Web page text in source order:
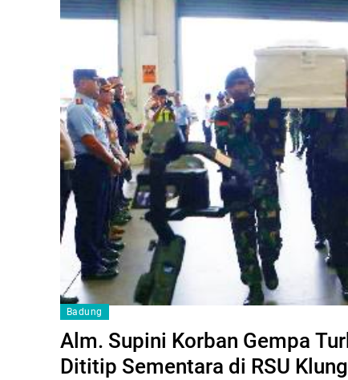
Badung
Alm. Supini Korban Gempa
Dititip Sementara di RSU